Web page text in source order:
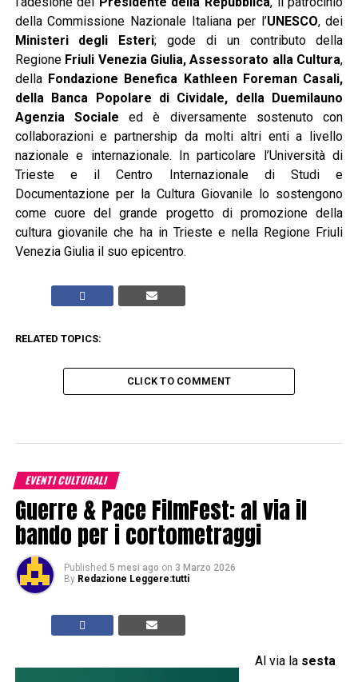
della Commissione Nazionale Italiana per l’UNESCO, dei
Ministeri degli Esteri; gode di un contributo della
Regione Friuli Venezia Giulia, Assessorato alla Cultura,
della Fondazione Benefica Kathleen Foreman Casali,
della Banca Popolare di Cividale, della Duemilauno
Agenzia Socialeed è diversamente sostenuto con
collaborazioni e partnership da molti altri enti a livello
nazionale e internazionale. In particolare l’Università di
Trieste e il Centro Internazionale di Studi e
Documentazione per la Cultura Giovanile lo sostengono
come cuore del grande progetto di promozione della
cultura giovanile che ha in Trieste e nella Regione Friuli
Venezia Giulia il suo epicentro.
RELATED TOPICS:
CLICK TO COMMENT
EVENTI CULTURALI
Guerre & Pace FilmFest: al via il
bando per i cortometraggi
Published 5 mesi ago on 3 Marzo 2026
By Redazione Leggere:tutti
Al via la sesta